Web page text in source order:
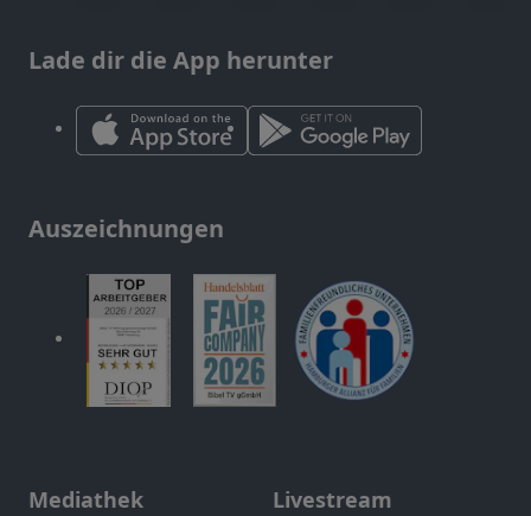
Lade dir die App herunter
Auszeichnungen
Mediathek Livestream